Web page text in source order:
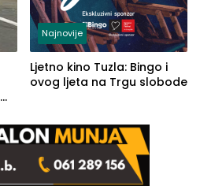
Najnovije
Ljetno kino Tuzla: Bingo i
ovog ljeta na Trgu slobode